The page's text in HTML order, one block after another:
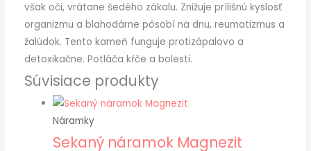
však oči, vrátane šedého zákalu. Znižuje prílišnú kyslosť
organizmu a blahodárne pôsobí na dnu, reumatizmus a
žalúdok. Tento kameň funguje protizápalovo a
detoxikačne. Potláča kŕče a bolesti.
Súvisiace produkty
Náramky
Sekaný náramok Magnezit